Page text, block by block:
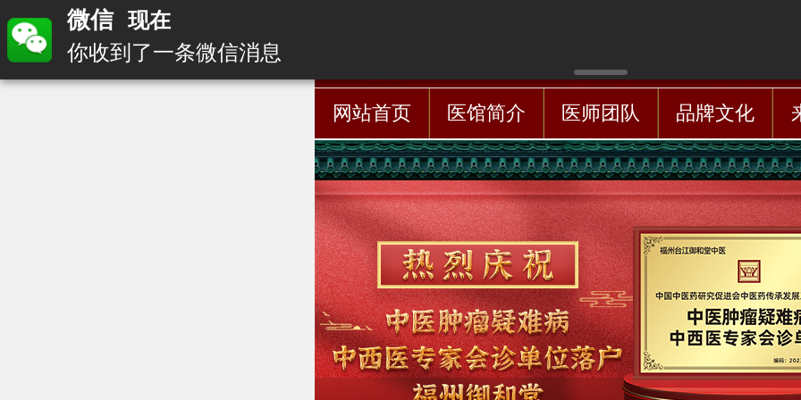
网站首页 医馆简介 医师团队 品牌文化
微信 现在
你收到了一条微信消息